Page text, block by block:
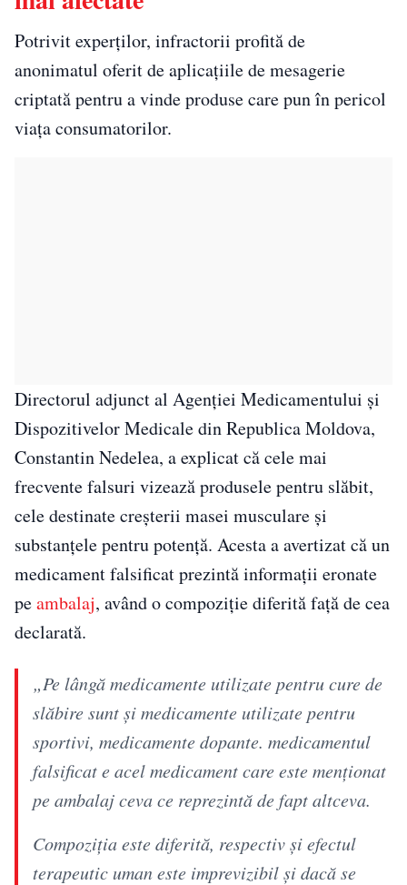
Potrivit experților, infractorii profită de
anonimatul oferit de aplicațiile de mesagerie
criptată pentru a vinde produse care pun în pericol
viața consumatorilor.
Directorul adjunct al Agenției Medicamentului și
Dispozitivelor Medicale din Republica Moldova,
Constantin Nedelea, a explicat că cele mai
frecvente falsuri vizează produsele pentru slăbit,
cele destinate creșterii masei musculare și
substanțele pentru potență. Acesta a avertizat că un
medicament falsificat prezintă informații eronate
peambalaj, având o compoziție diferită față de cea
declarată.
„Pe lângă medicamente utilizate pentru cure de
slăbire sunt şi medicamente utilizate pentru
sportivi, medicamente dopante. medicamentul
falsificat e acel medicament care este menţionat
pe ambalaj ceva ce reprezintă de fapt altceva.
Compoziţia este diferită, respectiv şi efectul
terapeutic uman este imprevizibil şi dacă se